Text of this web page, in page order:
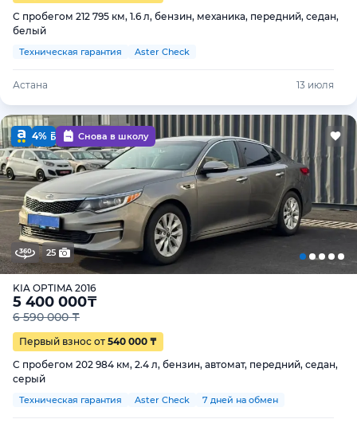
С пробегом 212 795 км, 1.6 л, бензин, механика, передний, седан,
белый
Техническая гарантия Aster Check
Астана 13 июля
4% Снова в школу
25
KIA OPTIMA 2016
5 400 000₸
6 590 000 ₸
Первый взнос от 540 000 ₸
С пробегом 202 984 км, 2.4 л, бензин, автомат, передний, седан,
серый
Техническая гарантия Aster Check 7 дней на обмен